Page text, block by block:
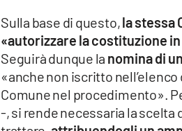
Sulla base di questo,la stessa
«autorizzare la costituzione
Seguirà dunque la nomina di
«anche non iscritto
Comune nel procedimento».
-, si rende necessaria la